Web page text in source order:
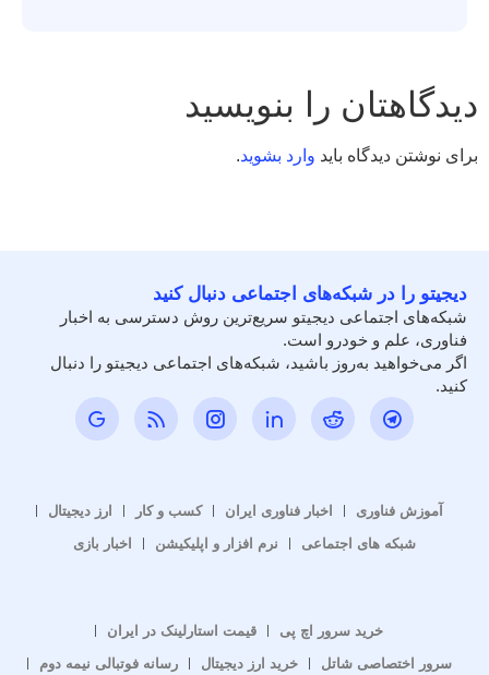
دیدگاهتان را بنویسید
برای نوشتن دیدگاه باید وارد بشوید.
دیجیتو را در شبکه‌های اجتماعی دنبال کنید
شبکه‌های اجتماعی دیجیتو سریع‌ترین روش دسترسی به اخبار
فناوری، علم و خودرو است.
اگر می‌خواهید به‌روز باشید، شبکه‌های اجتماعی دیجیتو را دنبال
کنید.
آموزش فناوری اخبار فناوری ایران کسب و کار
ارز دیجیتال
شبکه های اجتماعی
نرم افزار و اپلیکیشن اخبار بازی
خرید سرور اچ پی
قیمت استارلینک در ایران
سرور اختصاصی شاتل
خرید ارز دیجیتال رسانه فوتبالی نیمه دوم